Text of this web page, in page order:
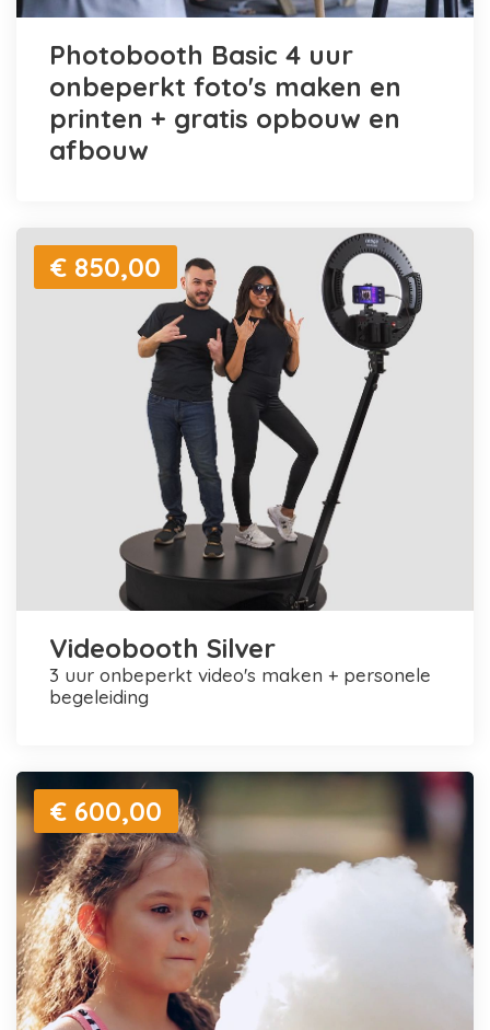
Photobooth Basic 4 uur
onbeperkt foto's maken en
printen + gratis opbouw en
afbouw
€ 850,00
Videobooth Silver
3 uur onbeperkt video's maken + personele
begeleiding
€ 600,00